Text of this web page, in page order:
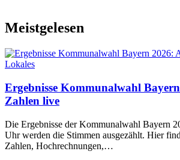
Meistgelesen
Lokales
Ergebnisse Kommunalwahl
Zahlen live
Die Ergebnisse der Kommunalwahl Bayern
Uhr werden die Stimmen ausgezählt. Hier
Zahlen, Hochrechnungen,…